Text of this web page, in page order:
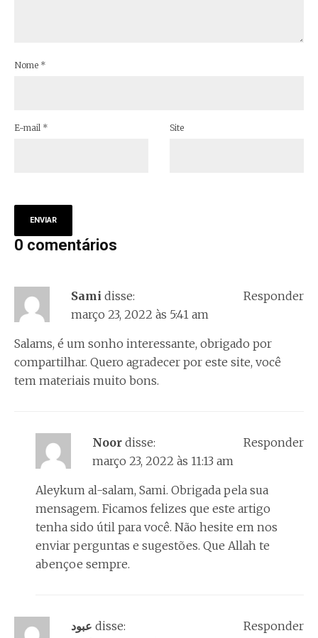
Nome *
E-mail * Site
0 comentários
Sami disse:
março 23, 2022 às 5:41 am
Salams, é um sonho interessante, obrigado por
compartilhar. Quero agradecer por este site, você
tem materiais muito bons.
Responder
Noor disse:
março 23, 2022 às 11:13 am
Aleykum al-salam, Sami. Obrigada pela sua
mensagem. Ficamos felizes que este artigo
tenha sido útil para você. Não hesite em nos
enviar perguntas e sugestões. Que Allah te
abençoe sempre.
Responder
عبود disse:
Responder